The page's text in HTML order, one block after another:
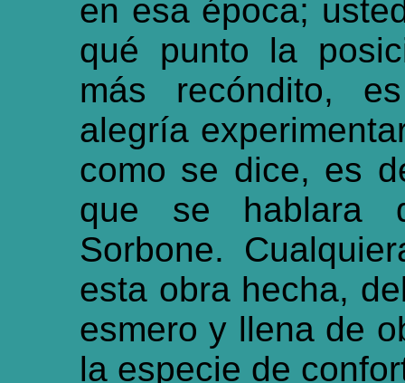
en esa época;
qué punto la
más recóndito,
alegría
como se dice, es
que se hablara
Sorbone.
esta obra hecha,
esmero y llena de
la especie de